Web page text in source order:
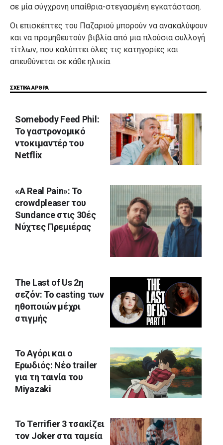
σε μία σύγχρονη υπαίθρια-στεγασμένη εγκατάσταση.
Οι επισκέπτες του Παζαριού μπορούν να ανακαλύψουν
και να προμηθευτούν βιβλία από μια πλούσια συλλογή
τίτλων, που καλύπτει όλες τις κατηγορίες και
απευθύνεται σε κάθε ηλικία.
ΣΧΕΤΙΚΑ ΑΡΘΡΑ
Somebody Feed Phil:
Το γαστρονομικό
ντοκιμαντέρ του
Netflix
«A Real Pain»: Το
crowdpleaser του
Sundance στις 30ές
Νύχτες Πρεμιέρας
The Last of Us 2η
σεζόν: Το casting των
ηθοποιών μέχρι
στιγμής
Το Αγόρι και ο
Ερωδιός: Νέο trailer
για τη ταινία του
Miyazaki
To Terrifier 3 τσακίζει
τον Joker στα ταμεία